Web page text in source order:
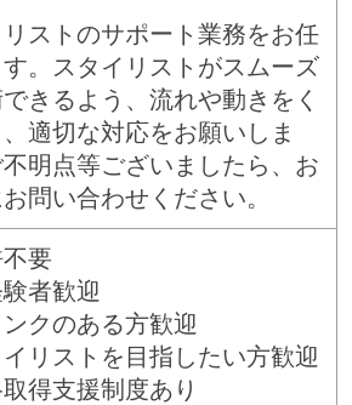
リストのサポート業務をお任
。スタイリストがスムーズ
きるよう、流れや動きをく
適切な対応をお願いしま
明点等ございましたら、お
問い合わせください。
要
者歓迎
クのある方歓迎
リストを目指したい方歓迎
得支援制度あり